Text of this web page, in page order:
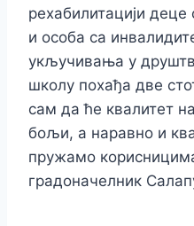
рехабилитацији
и особа са
укључивања у
школу похађа две
сам да ће квалитет
бољи, а наравно и
пружамо
градоначелник